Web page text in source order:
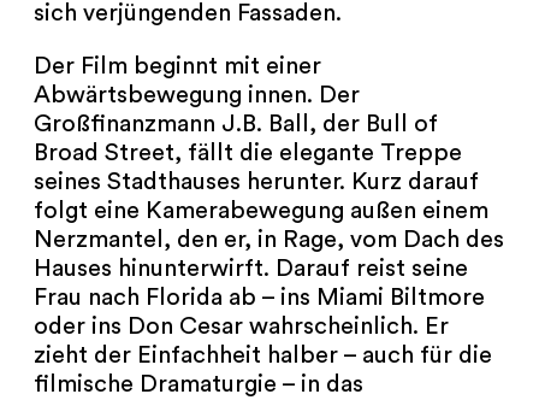
de en COOKIES
sich verjüngenden Fassaden.
Der Film beginnt mit einer
Abwärtsbewegung innen. Der
Großfinanzmann J.B. Ball, der Bull of
Broad Street, fällt die elegante Treppe
seines Stadthauses herunter. Kurz darauf
folgt eine Kamerabewegung außen einem
Nerzmantel, den er, in Rage, vom Dach des
Hauses hinunterwirft. Darauf reist seine
Frau nach Florida ab – ins Miami Biltmore
oder ins Don Cesar wahrscheinlich. Er
zieht der Einfachheit halber – auch für die
filmische Dramaturgie – in das